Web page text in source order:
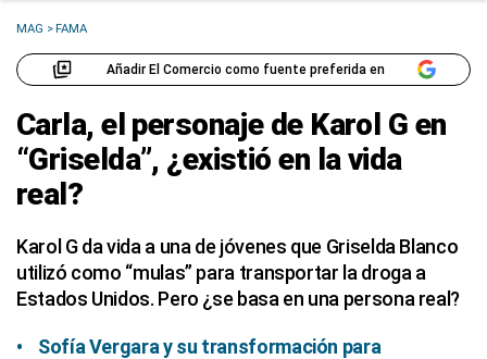
MAG >FAMA
Añadir El Comercio como fuente preferida en
Carla, el personaje de Karol G en
“Griselda”, ¿existió en la vida
real?
Karol G da vida a una de jóvenes que Griselda Blanco
utilizó como “mulas” para transportar la droga a
Estados Unidos. Pero ¿se basa en una persona real?
Sofía Vergara y su transformación para